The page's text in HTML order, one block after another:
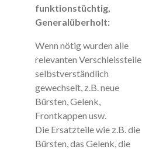
funktionstüchtig,
Generalüberholt:
Wenn nötig wurden alle
relevanten Verschleissteile
selbstverständlich
gewechselt, z.B. neue
Bürsten, Gelenk,
Frontkappen usw.
Die Ersatzteile wie z.B. die
Bürsten, das Gelenk, die